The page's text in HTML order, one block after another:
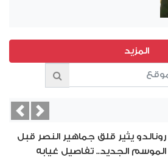
رونالدو يثير قلق جماهير النصر قبل
الموسم الجديد.. تفاصيل غيابه
Next